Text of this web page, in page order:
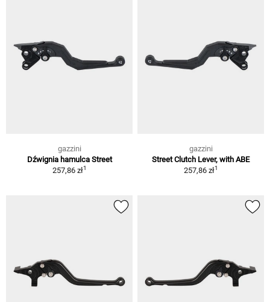
gazzini
Dźwignia hamulca Street
257,86 zł1
gazzini
Street Clutch Lever, with ABE
257,86 zł1